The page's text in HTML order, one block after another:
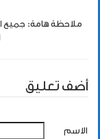
ملاحظة هامة: جميع
أضف تعليق
الاسم